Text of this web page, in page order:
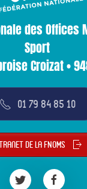
des Offices
Sport
Croizat •
01 79 84 85 10
de la FNOMS